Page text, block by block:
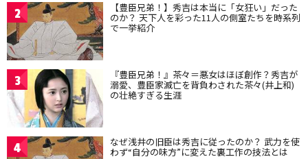
2 【豊臣兄弟！】秀吉は本当に「女狂い」だった
のか？ 天下人を彩った11人の側室たちを時系列
で一挙紹介
3 『豊臣兄弟！』茶々＝悪女はほぼ創作？秀吉が
溺愛、豊臣家滅亡を背負わされた茶々(井上和)
の壮絶すぎる生涯
4 なぜ浅井の旧臣は秀吉に従ったのか？ 武力を使
わず“自分の味方”に変えた裏工作の技法とは